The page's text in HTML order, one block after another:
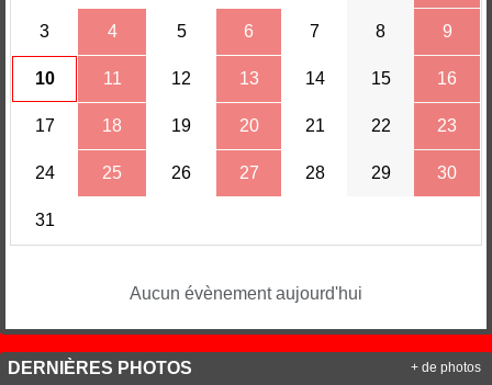
3 4 5 6 7 8 9
10 11 12 13 14 15 16
17 18 19 20 21 22 23
24 25 26 27 28 29 30
31
Aucun évènement aujourd'hui
DERNIÈRES PHOTOS + de photos